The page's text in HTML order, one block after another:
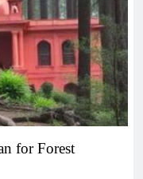
for Forest